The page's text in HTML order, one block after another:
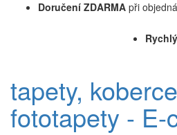
Doručení ZDARMA při
tapety,
fototapety - E-